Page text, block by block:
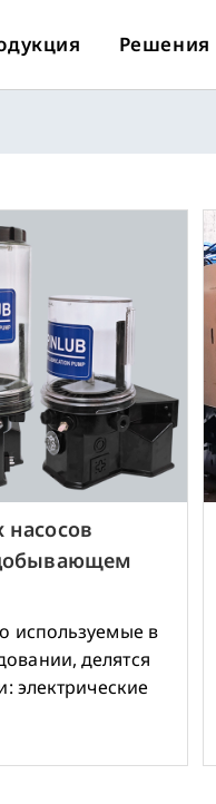
Решения
используемые в
делятся
электрические